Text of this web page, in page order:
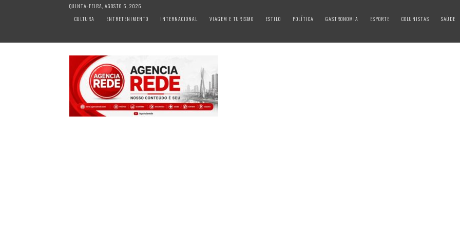
QUINTA-FEIRA, AGOSTO 6, 2026
CULTURA
ENTRETENIMENTO INTERNACIONAL VIAGEM E TURISMO ESTILO POLÍTICA GASTRONOMIA ESPORTE COLUNISTAS SAÚDE